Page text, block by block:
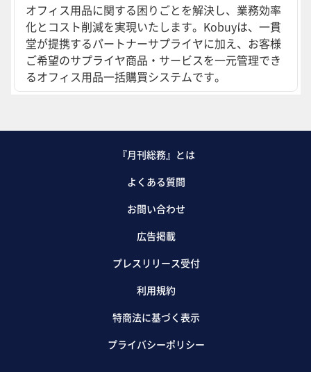
オフィス用品に関する困りごとを解決し、業務効率
化とコスト削減を実現いたします。Kobuyは、一貫
堂が提携するパートナーサプライヤに加え、お客様
ご希望のサプライヤ商品・サービスを一元管理でき
るオフィス用品一括購買システムです。
『月刊総務』とは
よくある質問
お問い合わせ
広告掲載
プレスリリース受付
利用規約
特商法に基づく表示
プライバシーポリシー